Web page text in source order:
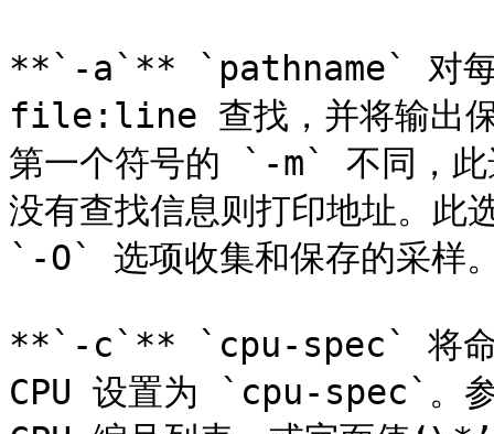
**`-a`** `pathname` 对每
file:line 查找，并将输出保
第一个符号的 `-m` 不同，此
没有查找信息则打印地址。
`-O` 选项收集和保存的采样
**`-c`** `cpu-spec` 将命令
CPU 设置为 `cpu-spec`。